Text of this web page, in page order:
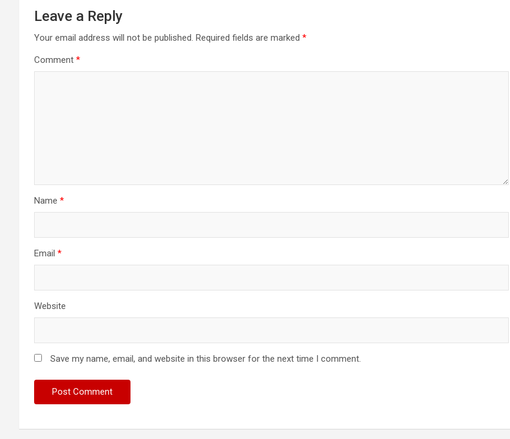
Leave a Reply
Your email address will not be published. Required fields are marked *
Comment *
Name *
Email *
Website
Save my name, email, and website in this browser for the next time I comment.